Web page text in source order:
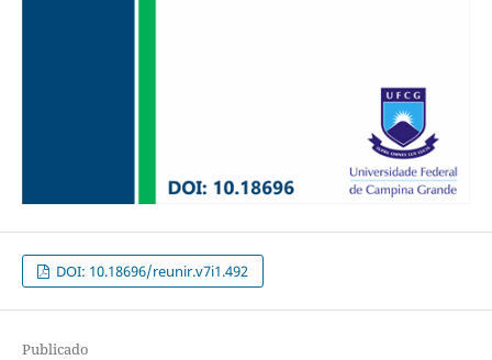
DOI: 10.18696/reunir.v7i1.492
Publicado